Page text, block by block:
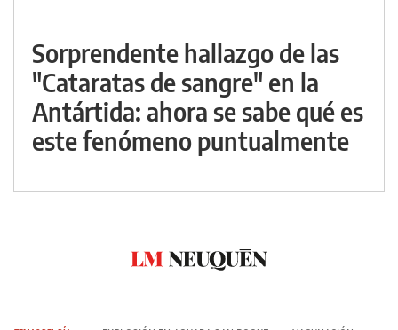
Sorprendente hallazgo de las
"Cataratas de sangre" en la
Antártida: ahora se sabe qué es
este fenómeno puntualmente